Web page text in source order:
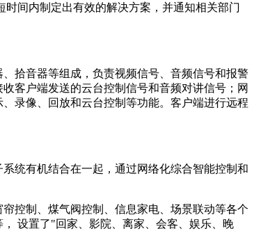
间内制定出有效的解决方案，并通知相关部门
拾音器等组成，负责视频信号、音频信号和报警
客户端发送的云台控制信号和音频对讲信号；网
录像、回放和云台控制等功能。客户端进行远程
统有机结合在一起，通过网络化综合智能控制和
控制、煤气阀控制、信息家电、场景联动等各个
设置了"回家、影院、离家、会客、娱乐、晚